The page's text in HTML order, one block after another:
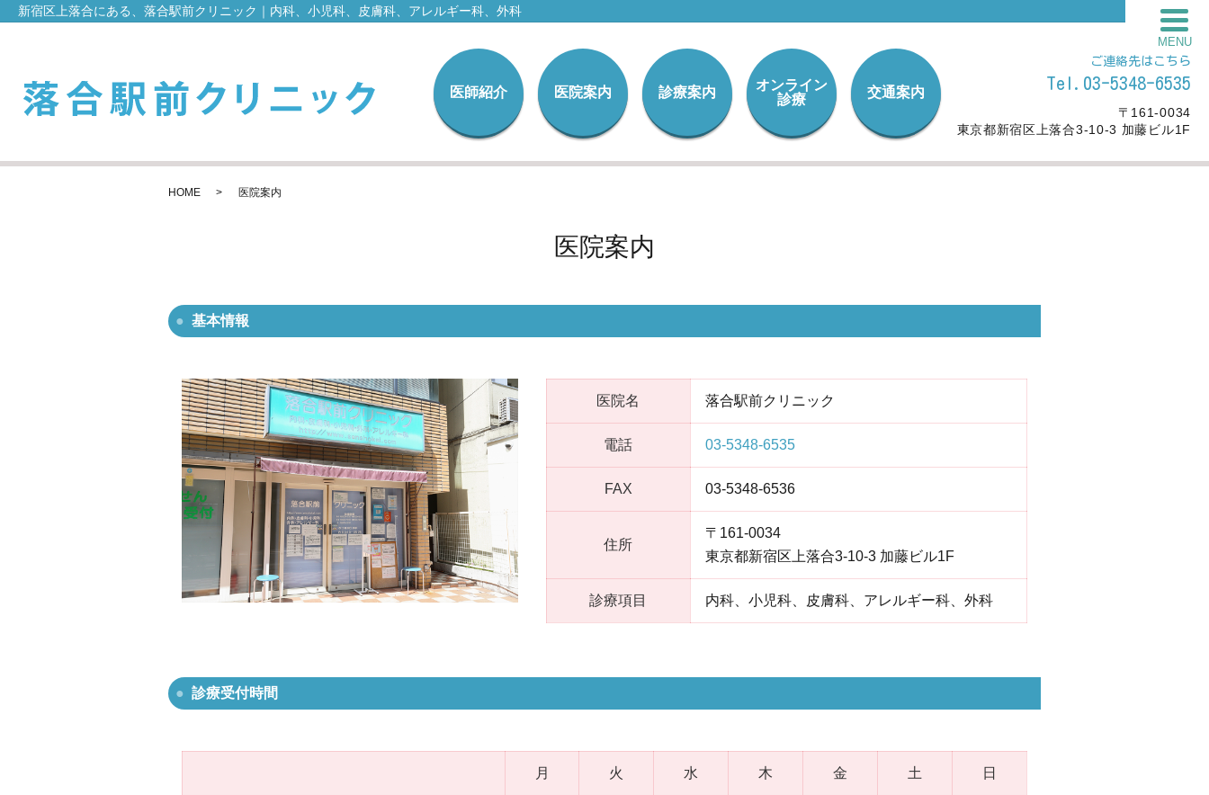
新宿区上落合にある、落合駅前クリニック｜内科、小児科、皮膚科、アレルギー科、外科
医師紹介 医院案内 診療案内
オンライン
診療
交通案内
MENU
ご連絡先はこちら
Tel.03-5348-6535
〒161-0034
東京都新宿区上落合3-10-3 加藤ビル1F
HOME 医院案内
医院案内
基本情報
医院名 落合駅前クリニック
電話 03-5348-6535
FAX 03-5348-6536
住所
〒161-0034
東京都新宿区上落合3-10-3 加藤ビル1F
診療項目 内科、小児科、皮膚科、アレルギー科、外科
診療受付時間
月 火 水 木 金 土 日